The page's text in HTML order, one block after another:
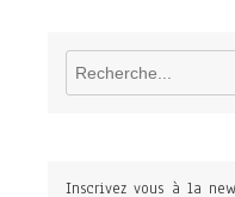
Rechercher
Inscrivez vous à la